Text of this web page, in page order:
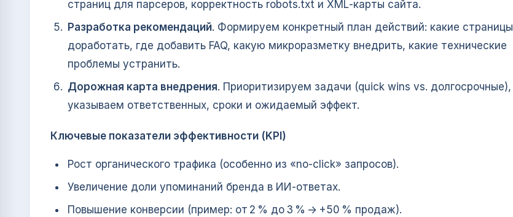
страниц для парсеров, корректность robots.txt и XML‑карты сайта.
Разработка рекомендаций. Формируем конкретный план действий: какие страницы
доработать, где добавить FAQ, какую микроразметку внедрить, какие технические
проблемы устранить.
Дорожная карта внедрения. Приоритизируем задачи (quick wins vs. долгосрочные),
указываем ответственных, сроки и ожидаемый эффект.
Ключевые показатели эффективности (KPI)
Рост органического трафика (особенно из «no‑click» запросов).
Увеличение доли упоминаний бренда в ИИ‑ответах.
Повышение конверсии (пример: от 2 % до 3 % → +50 % продаж).